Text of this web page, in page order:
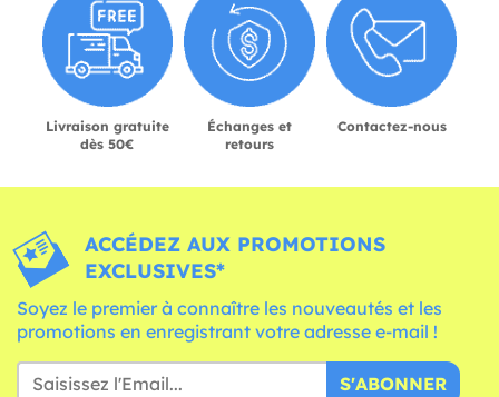
Livraison gratuite
dès 50€
Échanges et
retours
Contactez-nous
ACCÉDEZ AUX PROMOTIONS
EXCLUSIVES*
Soyez le premier à connaître les nouveautés et les
promotions en enregistrant votre adresse e-mail !
S'ABONNER